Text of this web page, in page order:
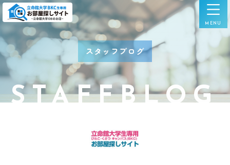
スタッフブログ
STAFFBLOG